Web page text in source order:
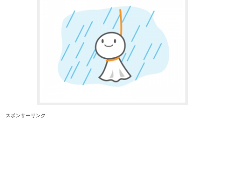
スポンサーリンク